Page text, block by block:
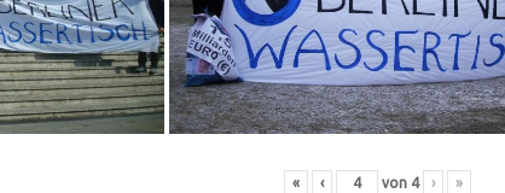
« ‹ von 4 › »